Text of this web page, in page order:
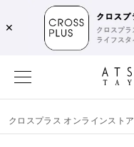
✕
クロスプラス オンラインストア